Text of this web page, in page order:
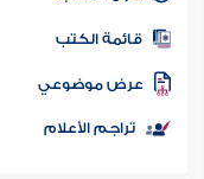
المكتبة
الكتب
موضوعي